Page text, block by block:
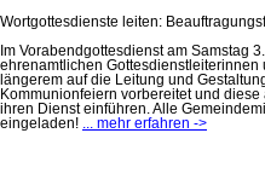
Wortgottesdienste leiten:
Im Vorabendgottesdienst am Samstag
ehrenamtlichen Gottesdienstleiterinnen
längerem auf die Leitung und
Kommunionfeiern vorbereitet und
ihren Dienst einführen. Alle
eingeladen! ... mehr erfahren ->